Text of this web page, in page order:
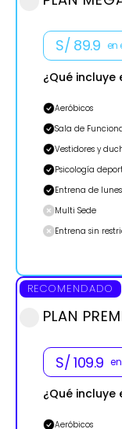
S/ 89.9 en
¿Qué incluye
Aeróbicos
Sala de
Vestidores y
Psicología
Entrena de
Multi Sede
Entrena sin
RECOMENDADO
PLAN
S/ 109.9
¿Qué incluye
Aeróbicos